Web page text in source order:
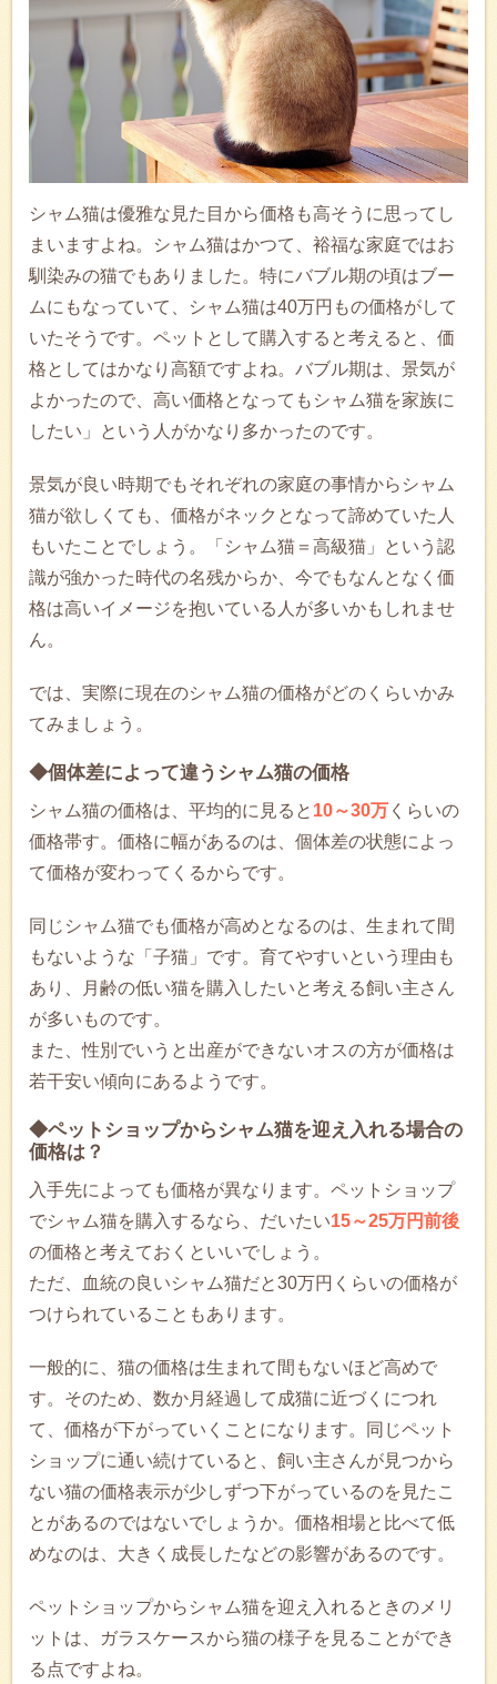
シャム猫は優雅な見た目から価格も高そうに思ってし
まいますよね。シャム猫はかつて、裕福な家庭ではお
馴染みの猫でもありました。特にバブル期の頃はブー
ムにもなっていて、シャム猫は40万円もの価格がして
いたそうです。ペットとして購入すると考えると、価
格としてはかなり高額ですよね。バブル期は、景気が
よかったので、高い価格となってもシャム猫を家族に
したい」という人がかなり多かったのです。
景気が良い時期でもそれぞれの家庭の事情からシャム
猫が欲しくても、価格がネックとなって諦めていた人
もいたことでしょう。「シャム猫＝高級猫」という認
識が強かった時代の名残からか、今でもなんとなく価
格は高いイメージを抱いている人が多いかもしれませ
ん。
では、実際に現在のシャム猫の価格がどのくらいかみ
てみましょう。
◆個体差によって違うシャム猫の価格
シャム猫の価格は、平均的に見ると 10～30万 くらいの
価格帯す。価格に幅があるのは、個体差の状態によっ
て価格が変わってくるからです。
同じシャム猫でも価格が高めとなるのは、生まれて間
もないような「子猫」です。育てやすいという理由も
あり、月齢の低い猫を購入したいと考える飼い主さん
が多いものです。
また、性別でいうと出産ができないオスの方が価格は
若干安い傾向にあるようです。
◆ペットショップからシャム猫を迎え入れる場合の
価格は？
入手先によっても価格が異なります。ペットショップ
でシャム猫を購入するなら、だいたい15～25万円前後
の価格と考えておくといいでしょう。
ただ、血統の良いシャム猫だと30万円くらいの価格が
つけられていることもあります。
一般的に、猫の価格は生まれて間もないほど高めで
す。そのため、数か月経過して成猫に近づくにつれ
て、価格が下がっていくことになります。同じペット
ショップに通い続けていると、飼い主さんが見つから
ない猫の価格表示が少しずつ下がっているのを見たこ
とがあるのではないでしょうか。価格相場と比べて低
めなのは、大きく成長したなどの影響があるのです。
ペットショップからシャム猫を迎え入れるときのメリ
ットは、ガラスケースから猫の様子を見ることができ
る点ですよね。